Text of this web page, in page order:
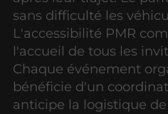
sans difficulté les
L'accessibilité PMR
l'accueil de tous les
Chaque événement
bénéficie d'un
anticipe la logistique de